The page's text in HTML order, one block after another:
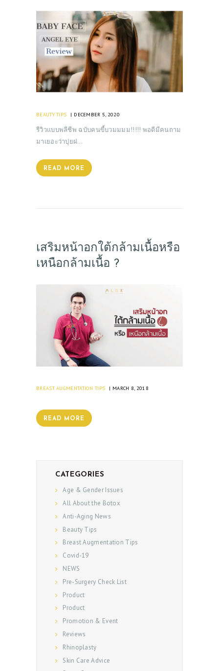
BEAUTY TIPS
PRE & POST CAUTIONS
BEAUTY TIPS DECEMBER 5, 2020
รีวิวแบบพลีชีพ ฉบับคนขี้บวมมมม!!!!! พอดีมีคนถาม
มาเยอะว่าปุยฝ…
READ MORE
เสริมหน้าอกใต้กล้ามเนื้อหรือ
เหนือกล้ามเนื้อ ?
BREAST AUGMENTATION TIPS MARCH 8, 2018
READ MORE
CATEGORIES
Age & Gender Issues
All About the Botox
Anti-Aging News
Beauty Tips
Breast Augmentation Tips
Covid-19
NEWS
Pre-Surgery Check List
Product
Product
Promotion & Event
Reviews
Rhinoplasty
Skin Care Advice